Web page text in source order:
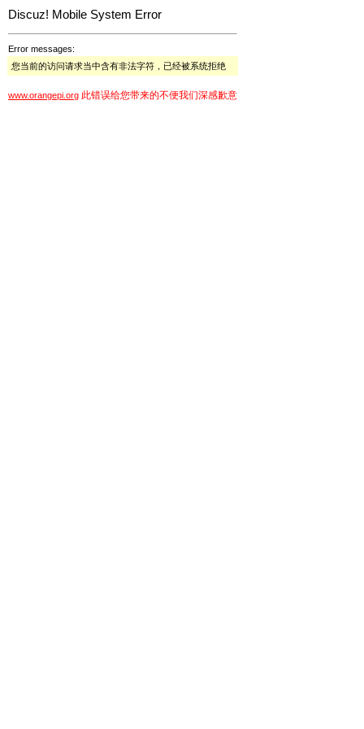
Discuz! Mobile System Error
Error messages:
您当前的访问请求当中含有非法字符，已经被系统拒绝
www.orangepi.org 此错误给您带来的不便我们深感歉意